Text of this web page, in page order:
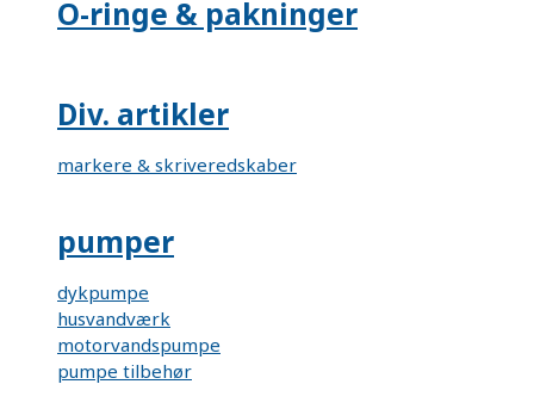
O-ringe & pakninger
Div. artikler
markere & skriveredskaber
pumper
dykpumpe
husvandværk
motorvandspumpe
pumpe tilbehør